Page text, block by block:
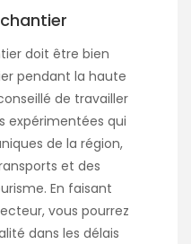
doit être bien
pendant la haute
de travailler
expérimentées qui
de la région,
et des
En faisant
vous pourrez
dans les délais